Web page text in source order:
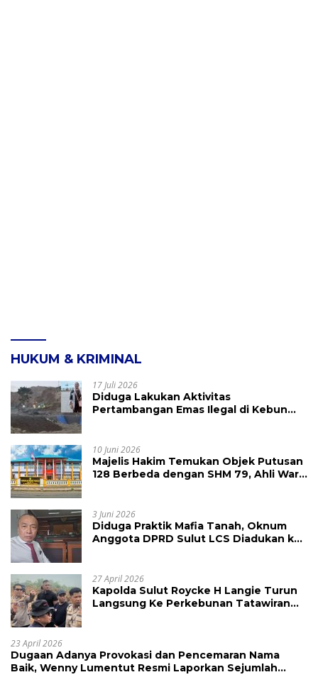
HUKUM & KRIMINAL
17 Juli 2026
Diduga Lakukan Aktivitas
Pertambangan Emas Ilegal di Kebun
10 Juni 2026
Majelis Hakim Temukan Objek Putusan
128 Berbeda dengan SHM 79, Ahli Waris
3 Juni 2026
Diduga Praktik Mafia Tanah, Oknum
Anggota DPRD Sulut LCS Diadukan ke
27 April 2026
Kapolda Sulut Roycke H Langie Turun
Langsung Ke Perkebunan Tatawiran
23 April 2026
Dugaan Adanya Provokasi dan Pencemaran Nama
Baik, Wenny Lumentut Resmi Laporkan Sejumlah